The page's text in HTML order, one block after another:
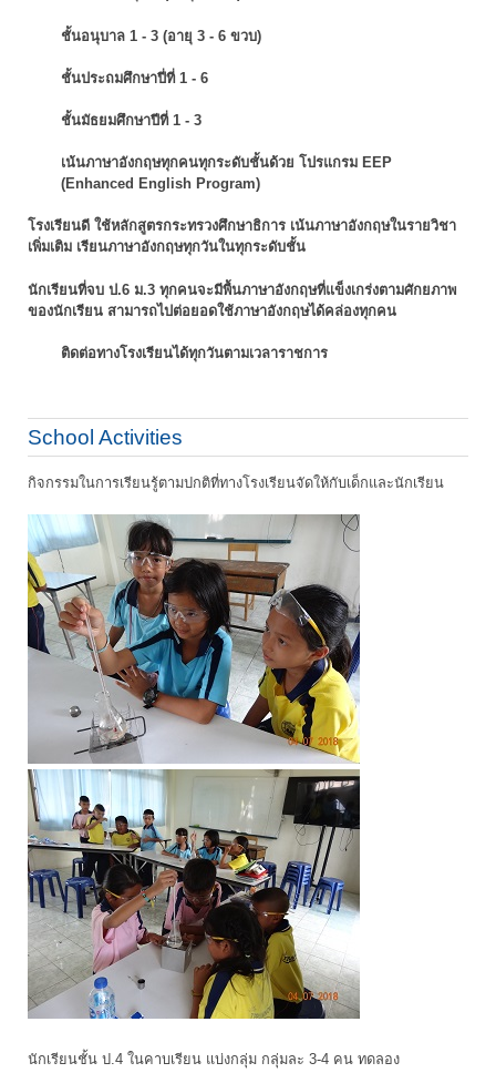
ชั้นอนุบาล 1 - 3 (อายุ 3 - 6 ขวบ)
ชั้นประถมศึกษาปี่ที่ 1 - 6
ชั้นมัธยมศึกษาปีที่ 1 - 3
เน้นภาษาอังกฤษทุกคนทุกระดับชั้นด้วย โปรแกรม EEP
(Enhanced English Program)
โรงเรียนดี ใช้หลักสูตรกระทรวงศึกษาธิการ เน้นภาษาอังกฤษในรายวิชา
เพิ่มเติม เรียนภาษาอังกฤษทุกวันในทุกระดับชั้น
นักเรียนที่จบ ป.6 ม.3 ทุกคนจะมีพื้นภาษาอังกฤษที่แข็งเกร่งตามศักยภาพ
ของนักเรียน สามารถไปต่อยอดใช้ภาษาอังกฤษได้คล่องทุกคน
ติดต่อทางโรงเรียนได้ทุกวันตามเวลาราชการ
School Activities
กิจกรรมในการเรียนรู้ตามปกติที่ทางโรงเรียนจัดให้กับเด็กและนักเรียน
นักเรียนชั้น ป.4 ในคาบเรียน แบ่งกลุ่ม กลุ่มละ 3-4 คน ทดลอง